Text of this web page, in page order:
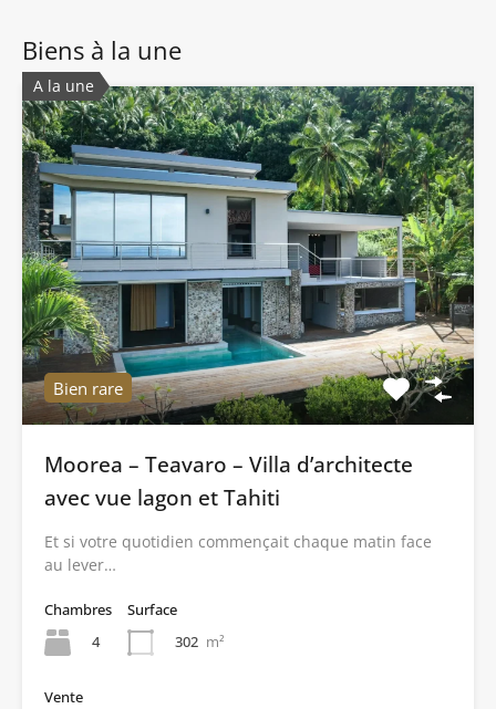
Biens à la une
A la une
Bien rare
Moorea – Teavaro – Villa d’architecte
avec vue lagon et Tahiti
Et si votre quotidien commençait chaque matin face
au lever…
Chambres
4
Surface
302 m²
Vente